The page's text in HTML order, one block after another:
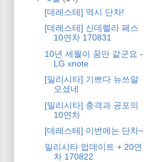
[데레스테] 역시 단차!
[데레스테] 신데렐라 페스
10연차 170831
10년 세월이 꿈만 같군요 -
LG xnote
[밀리시타] 기쁘다 뉴쓰알
오셨네
[밀리시타] 충격과 공포의
10연차
[데레스테] 이번에는 단차~
밀리시타 업데이트 + 20연
차 170822